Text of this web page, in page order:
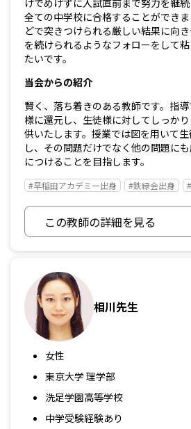
げでめげずに入試直前まで努力を継
全ての中学校に合格することができ
どで突きつけられる厳しい結果に向
を続けられるようなフォローをして
たいです。
当会からの紹介
賢く、落ち着きのある教師です。指
様に還元し、生徒様に対してしっか
供いたします。授業では図を用いて
し、その問題だけでなく他の問題に
につけることを目指します。
#早稲田アカデミー出身 #鉄緑会出身
この教師の詳細を見る
相川先生
女性
東京大学 理学部
洗足学園高等学校
中学受験経験あり